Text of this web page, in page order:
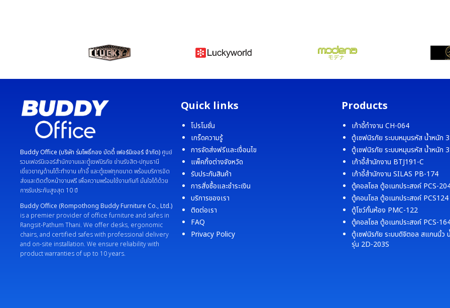
Buddy Office (บริษัท ร่มโพธิ์ทอง บัดดี้ เฟอร์นิเจอร์ จำกัด) ศูนย์
รวมเฟอร์นิเจอร์สำนักงานและตู้เซฟนิรภัย ย่านรังสิต-ปทุมธานี
เชี่ยวชาญด้านโต๊ะทำงาน เก้าอี้ และตู้เซฟทุกขนาด พร้อมบริการจัด
ส่งและติดตั้งหน้างานฟรี เพื่อความพร้อมใช้งานทันที มั่นใจได้ด้วย
การรับประกันสูงสุด 10 ปี
Buddy Office (Rompothong Buddy Furniture Co., Ltd.)
is a premier provider of office furniture and safes in
Rangsit-Pathum Thani. We offer desks, ergonomic
chairs, and certified safes with professional delivery
and on-site installation. We ensure reliability with
product warranties of up to 10 years.
Quick links
โปรโมชั่น
เกร็ดความรู้
การจัดส่งฟรีและเงื่อนไข
แพ็คกิ้งต่างจังหวัด
รับประกันสินค้า
การสั่งซื้อและชำระเงิน
บริการของเรา
ติดต่อเรา
FAQ
Privacy Policy
Products
เก้าอี้ทำงาน CH-064
ตู้เซฟนิรภัย ระบบหมุนรหัส น้ำหนัก
ตู้เซฟนิรภัย ระบบหมุนรหัส น้ำหนัก
เก้าอี้สำนักงาน BTJ191-C
เก้าอี้สำนักงาน SILAS PB-174
ตู้คอลโซล ตู้อเนกประสงค์ PCS-
ตู้คอนโซล ตู้อเนกประสงค์ PCS124
ตู้โชว์กั้นห้อง PMC-122
ตู้คอลโซล ตู้อเนกประสงค์ PCS-
ตู้เซฟนิรภัย ระบบดิจิตอล สแกนนิ้ว
รุ่น 2D-203S